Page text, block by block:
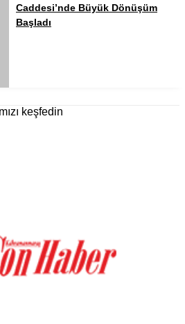
Caddesi’nde Büyük Dönüşüm
Başladı
keşfedin